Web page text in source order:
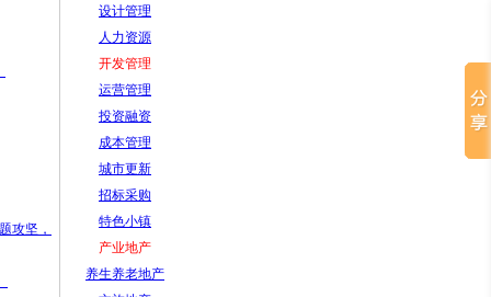
攻坚，
设计管理
人力资源
开发管理
运营管理
投资融资
成本管理
城市更新
招标采购
特色小镇
产业地产
养生养老地产